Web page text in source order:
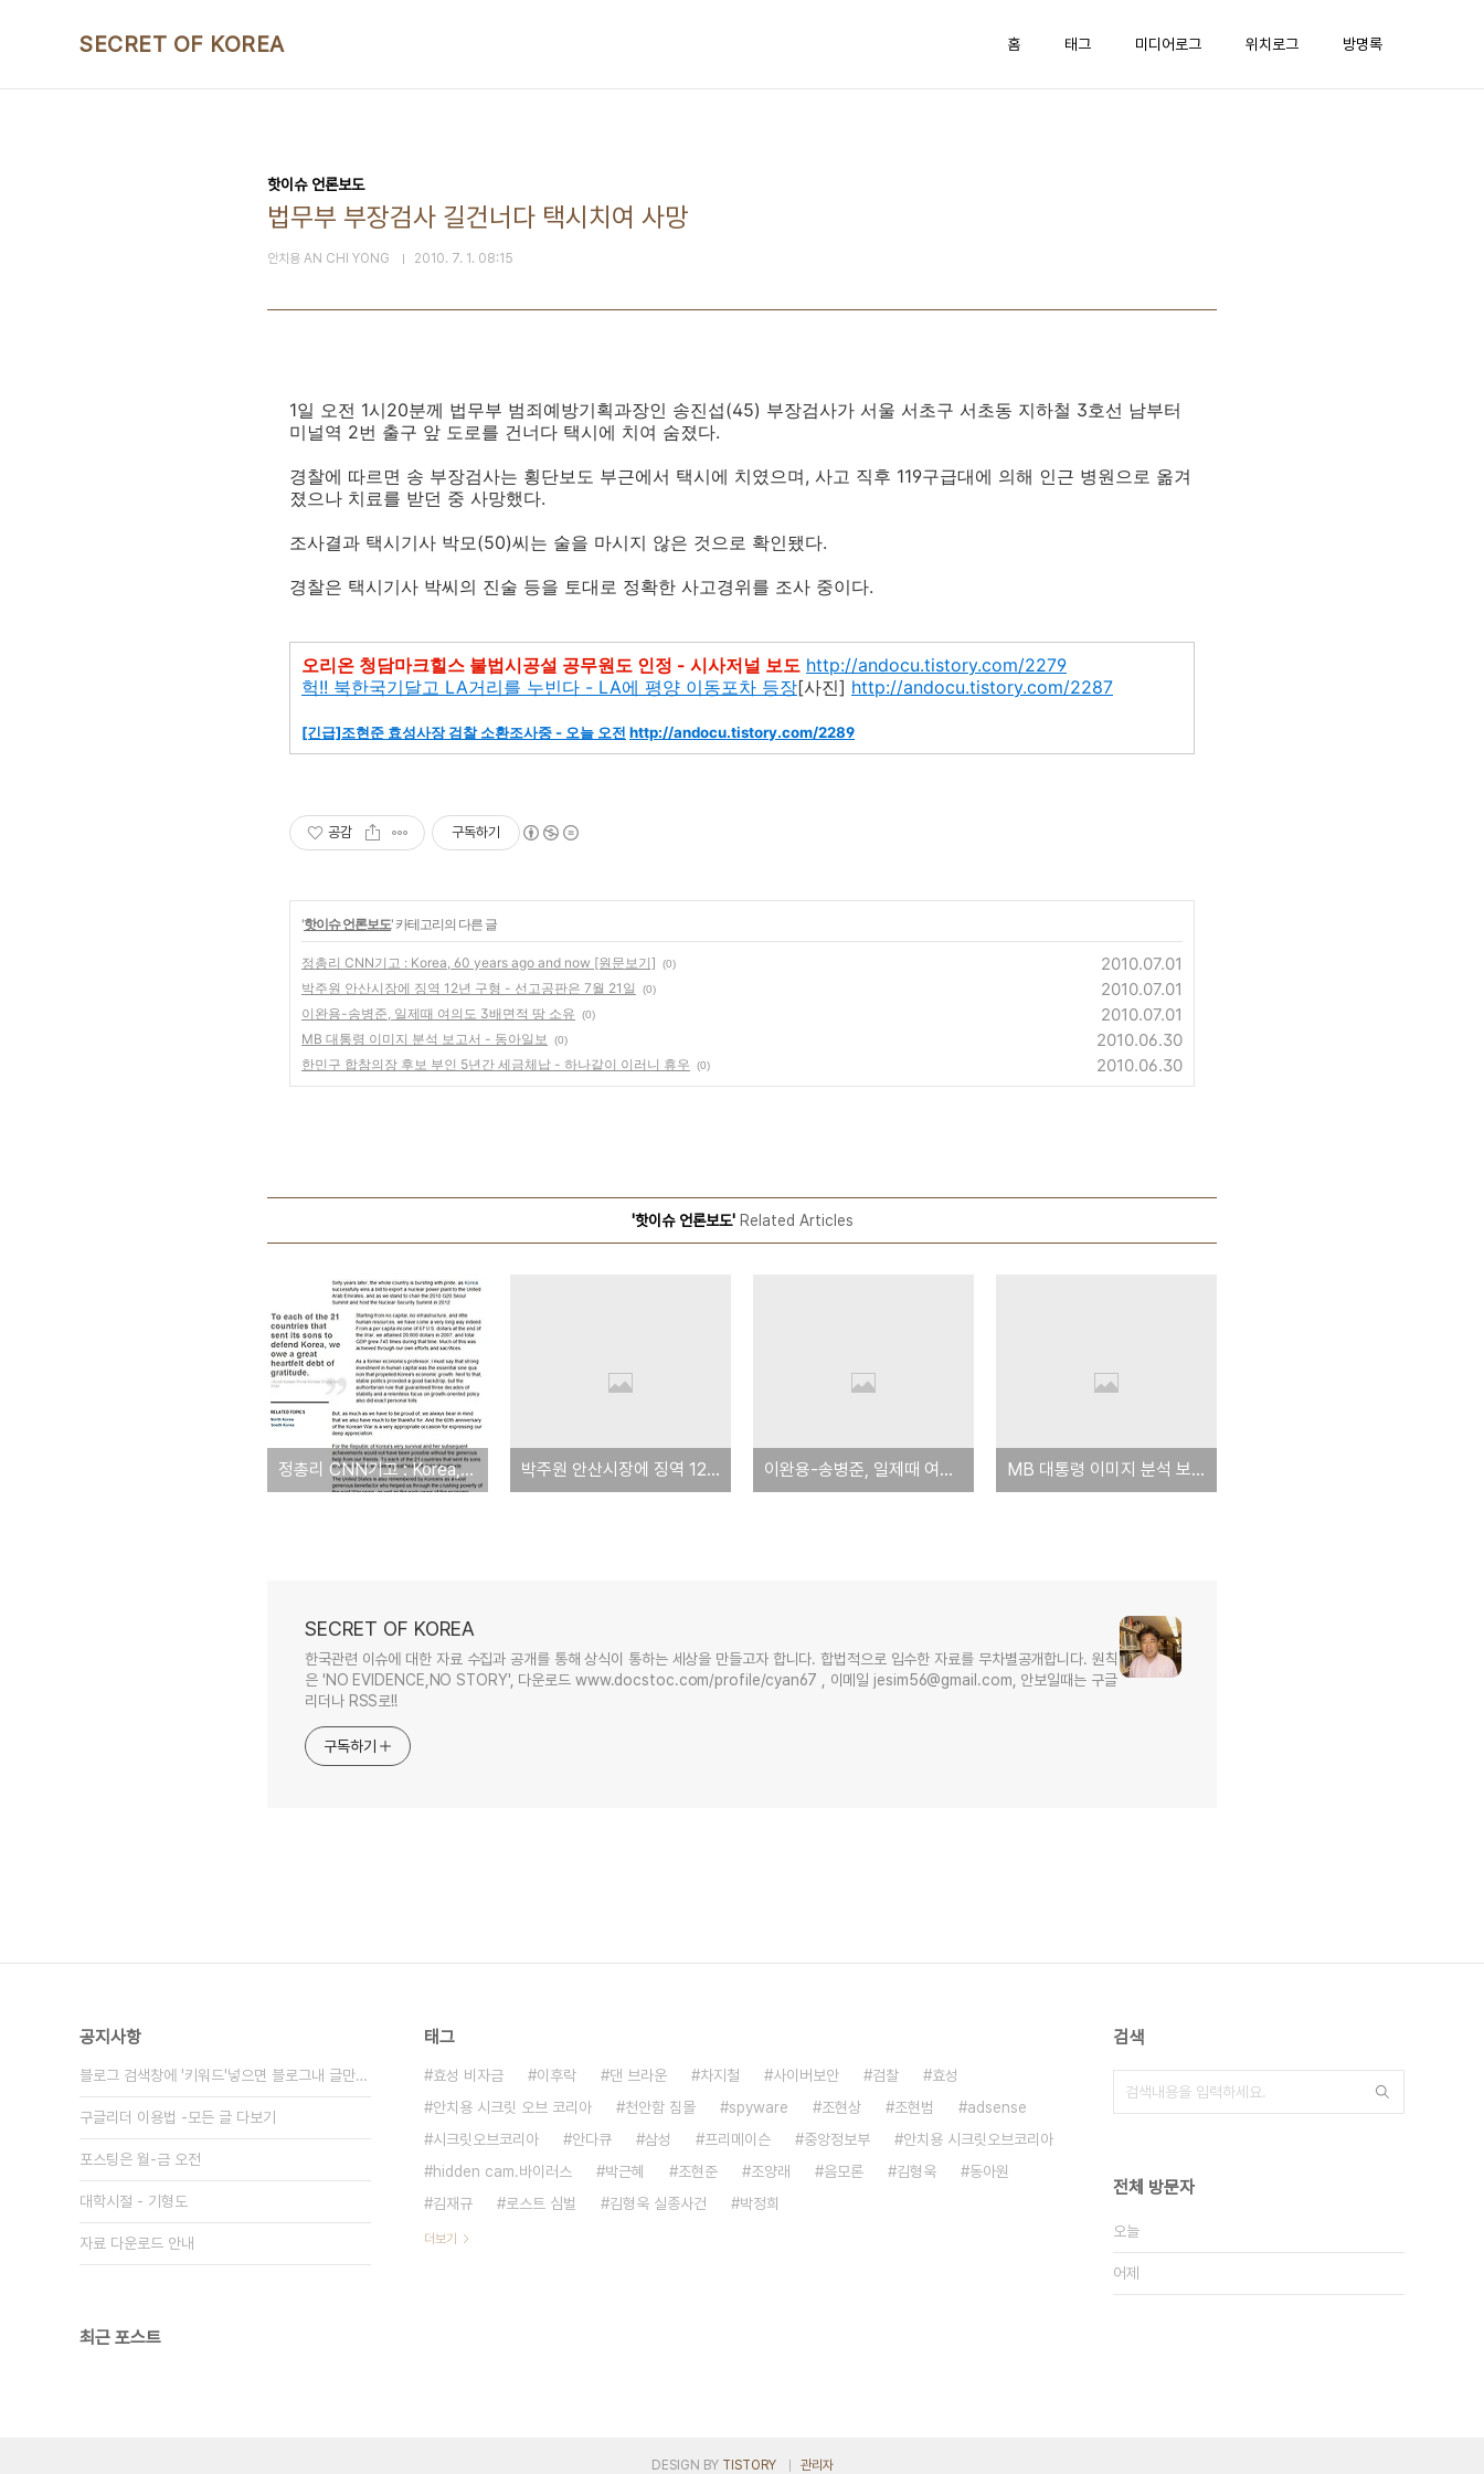
SECRET OF KOREA 홈 태그 미디어로그 위치로그 방명록
핫이슈 언론보도
법무부 부장검사 길건너다 택시치여 사망
안치용 AN CHI YONG 2010. 7. 1. 08:15
1일 오전 1시20분께 법무부 범죄예방기획과장인 송진섭(45) 부장검사가 서울 서초구 서초동 지하철 3호선 남부터
미널역 2번 출구 앞 도로를 건너다 택시에 치여 숨졌다.
경찰에 따르면 송 부장검사는 횡단보도 부근에서 택시에 치였으며, 사고 직후 119구급대에 의해 인근 병원으로 옮겨
졌으나 치료를 받던 중 사망했다.
조사결과 택시기사 박모(50)씨는 술을 마시지 않은 것으로 확인됐다.
경찰은 택시기사 박씨의 진술 등을 토대로 정확한 사고경위를 조사 중이다.
오리온 청담마크힐스 불법시공설 공무원도 인정 - 시사저널 보도 http://andocu.tistory.com/2279
헉!! 북한국기달고 LA거리를 누빈다 - LA에 평양 이동포차 등장[사진] http://andocu.tistory.com/2287
[긴급]조현준 효성사장 검찰 소환조사중 - 오늘 오전 http://andocu.tistory.com/2289
공감 구독하기
'핫이슈 언론보도' 카테고리의 다른 글
정총리 CNN기고 : Korea, 60 years ago and now [원문보기] (0) 2010.07.01
박주원 안산시장에 징역 12년 구형 - 선고공판은 7월 21일 (0) 2010.07.01
이완용-송병준, 일제때 여의도 3배면적 땅 소유 (0) 2010.07.01
MB 대통령 이미지 분석 보고서 - 동아일보 (0) 2010.06.30
한민구 합참의장 후보 부인 5년간 세금체납 - 하나같이 이러니 휴우 (0) 2010.06.30
'핫이슈 언론보도'Related Articles
정총리 CNN기고 : Korea, 60 years ago and now [원문보기] 박주원 안산시장에 징역 12년 구형 - 선고공판은 7월 21일 이완용-송병준, 일제때 여의도 3배면적 땅 소유 MB 대통령 이미지 분석 보고서 - 동아일보
SECRET OF KOREA
한국관련 이슈에 대한 자료 수집과 공개를 통해 상식이 통하는 세상을 만들고자 합니다. 합법적으로 입수한 자료를 무차별공개합니다. 원칙
은 'NO EVIDENCE,NO STORY', 다운로드 www.docstoc.com/profile/cyan67 , 이메일 jesim56@gmail.com, 안보일때는 구글
리더나 RSS로!!
구독하기
공지사항
블로그 검색창에 '키워드'넣으면 블로그내 글만 검색
구글리더 이용법 -모든 글 다보기
포스팅은 월-금 오전
대학시절 - 기형도
자료 다운로드 안내
최근 포스트
태그
효성 비자금 이후락 댄 브라운 차지철 사이버보안 검찰
효성
안치용 시크릿 오브 코리아
천안함 침몰 spyware 조현상 조현범
adsense
시크릿오브코리아
안다큐 삼성 프리메이슨 중앙정보부
안치용 시크릿오브코리아
hidden cam.바이러스
박근혜 조현준 조양래 음모론 김형욱
동아원
김재규
로스트 심벌 김형욱 실종사건 박정희
더보기
검색
전체 방문자
오늘
어제
DESIGN BY TISTORY 관리자